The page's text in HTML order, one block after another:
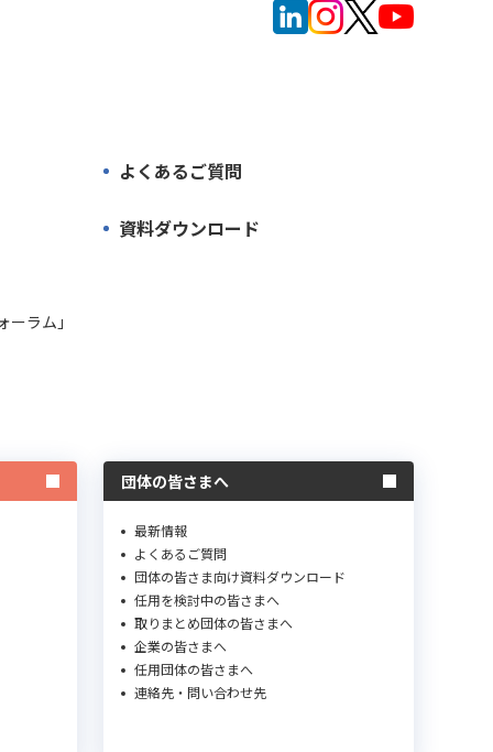
ラム」
よくあるご質問
資料ダウンロード
団体の皆さまへ
最新情報
よくあるご質問
団体の皆さま向け資料ダウンロード
任用を検討中の皆さまへ
取りまとめ団体の皆さまへ
企業の皆さまへ
任用団体の皆さまへ
連絡先・問い合わせ先